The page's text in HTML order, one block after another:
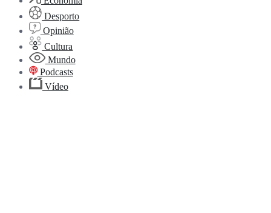
Desporto
Opinião
Cultura
Mundo
Podcasts
Vídeo